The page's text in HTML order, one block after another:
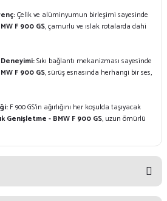
Çelik ve alüminyumun birleşimi sayesinde
F 900 GS, çamurlu ve ıslak rotalarda dahi
Deneyimi:Sıkı bağlantı mekanizması sayesinde
F 900 GS, sürüş esnasında herhangi bir ses,
F 900 GS’in ağırlığını her koşulda taşıyacak
Genişletme - BMW F 900 GS, uzun ömürlü